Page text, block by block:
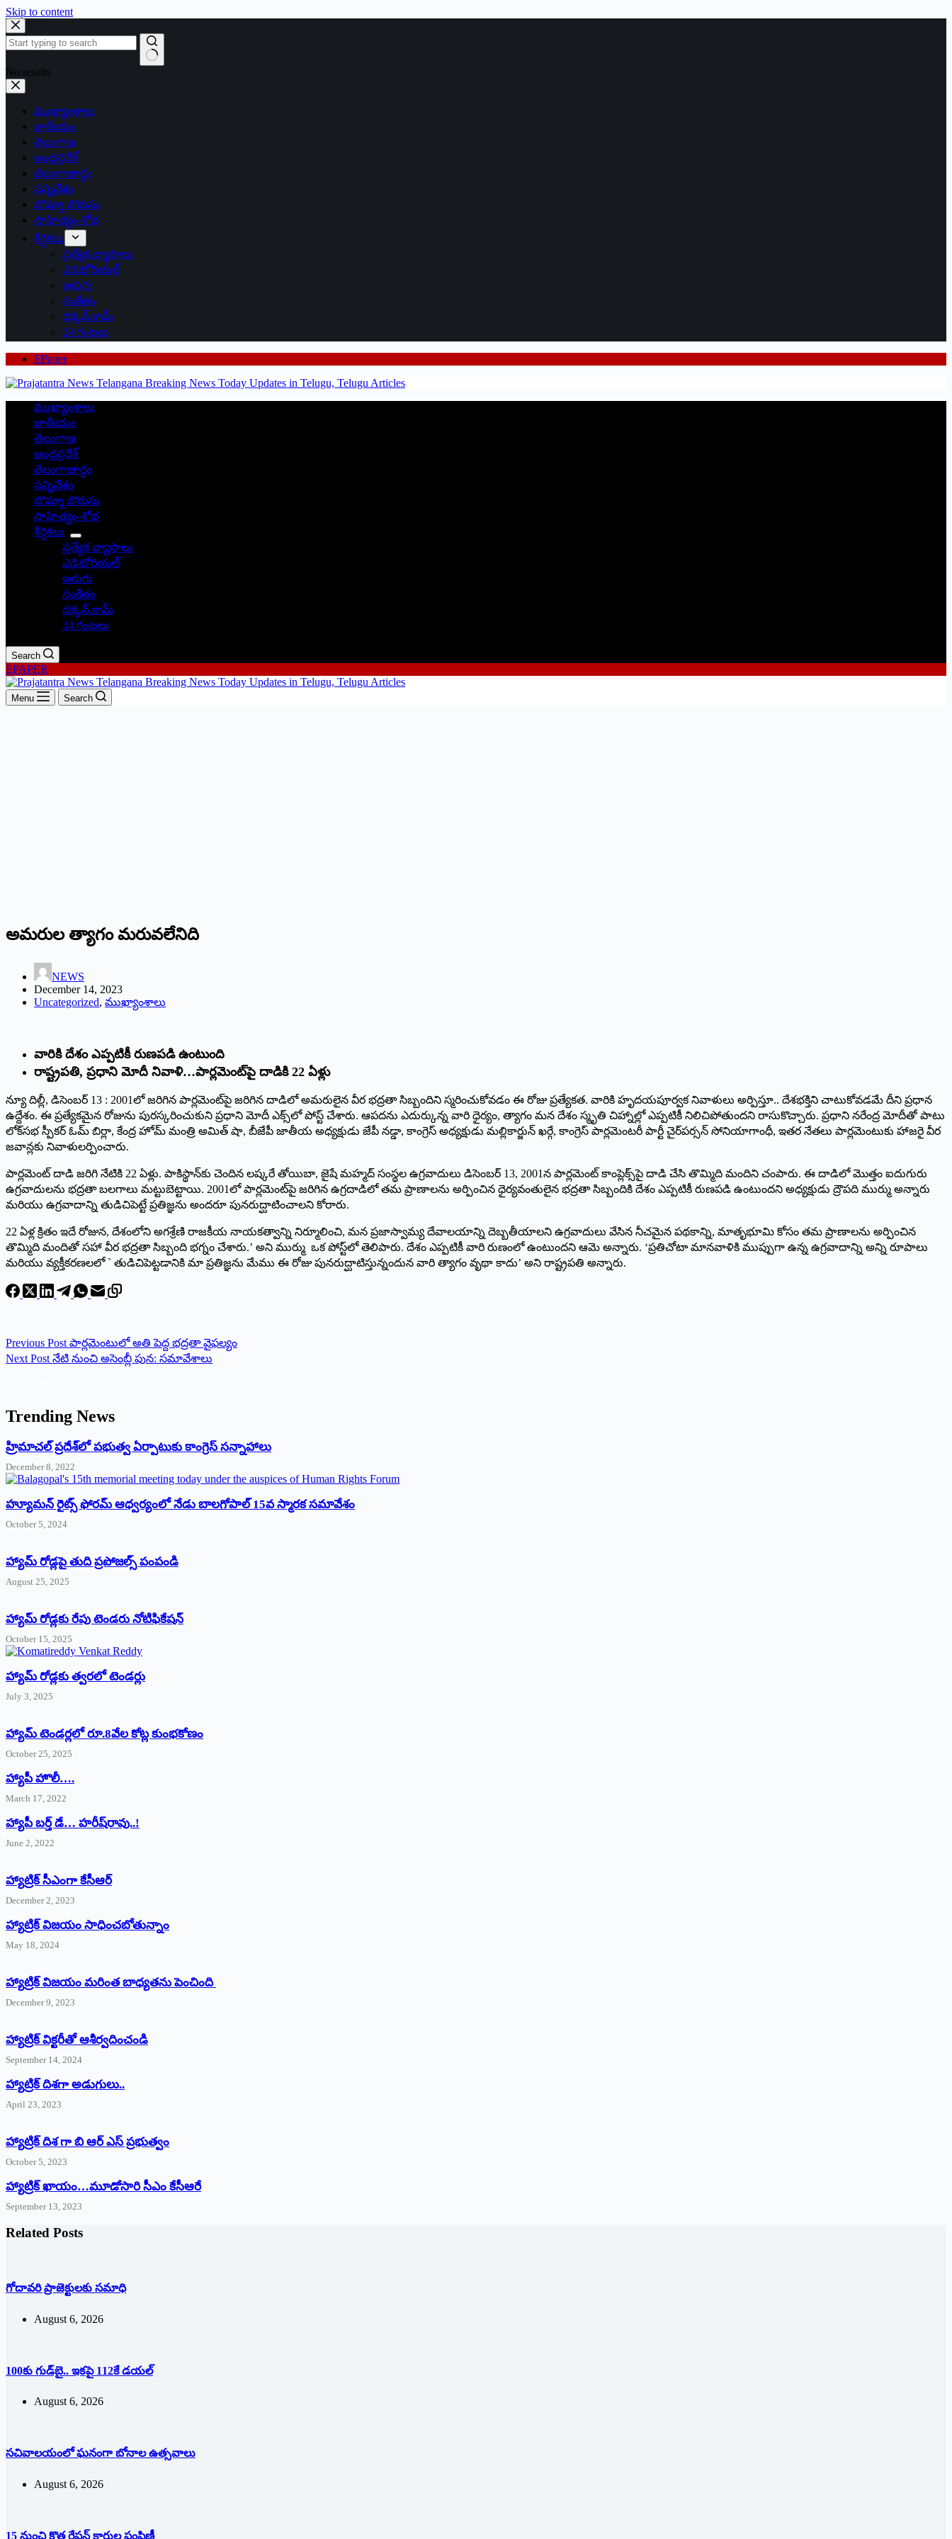
Skip to content
No results
ముఖ్యాంశాలు
జాతీయం
తెలంగాణ
ఆంధ్రప్రదేశ్
తెలంగాణార్థం
సన్నివేశం
బొమ్మా బొరుసు
సాహిత్యం-శోభ
శీర్షికలు
ప్రత్యేక వ్యాసాలు
ఎడిటోరియల్
అరుగు
సంకేతం
దక్కన్.కామ్
24 గంటలు
EPaper
ముఖ్యాంశాలు
జాతీయం
తెలంగాణ
ఆంధ్రప్రదేశ్
తెలంగాణార్థం
సన్నివేశం
బొమ్మా బొరుసు
సాహిత్యం-శోభ
శీర్షికలు
ప్రత్యేక వ్యాసాలు
ఎడిటోరియల్
అరుగు
సంకేతం
దక్కన్.కామ్
24 గంటలు
Search
EPAPER
Menu Search
అమరుల త్యాగం మరువలేనిది
NEWS
December 14, 2023
Uncategorized, ముఖ్యాంశాలు
వారికి దేశం ఎప్పటికీ రుణపడి ఉంటుంది
రాష్ట్రపతి, ప్రధాని మోదీ నివాళి…పార్లమెంట్‌పై దాడికి 22 ఏళ్లు
న్యూ దిల్లీ, డిసెంబర్‌ 13 : 2001లో జరిగిన పార్లమెంట్‌పై జరిగిన దాడిలో అమరులైన వీర భద్రతా సిబ్బందిని స్మరించుకోవడం ఈ రోజు ప్రత్యేకత. వారికి హృదయపూర్వక నివాళులు అర్పిస్తూ.. దేశభక్తిని చాటుకోవడమే దీని ప్రధాన
ఉద్దేశం. ఈ ప్రత్యేకమైన రోజును పురస్కరించుకుని ప్రధాని మోదీ ఎక్స్‌లో పోస్ట్‌ చేశారు. ఆపదను ఎదుర్కున్న వారి ధైర్యం, త్యాగం మన దేశం స్మృతి చిహ్నాల్లో ఎప్పటికీ నిలిచిపోతుందని రాసుకొచ్చారు. ప్రధాని నరేంద్ర మోదీతో పాటు
లోక్‌సభ స్పీకర్‌ ఓమ్‌ బిర్లా, కేంద్ర హోమ్‌ మంత్రి అమిత్‌ షా, బీజేపీ జాతీయ అధ్యక్షుడు జేపీ నడ్డా, కాంగ్రెస్‌ అధ్యక్షుడు మల్లికార్జున్‌ ఖర్గే, కాంగ్రెస్‌ పార్లమెంటరీ పార్టీ చైర్‌పర్సన్‌ సోనియాగాంధీ, ఇతర నేతలు పార్లమెంటుకు హాజరై వీర
జవాన్లకు నివాళులర్పించారు.
పార్లమెంట్‌ దాడి జరిగి నేటికి 22 ఏళ్లు. పాకిస్థాన్‌కు చెందిన లష్కరే తోయిబా, జైషే మహ్మద్‌ సంస్థల ఉగ్రవాదులు డిసెంబర్‌ 13, 2001న పార్లమెంట్‌ కాంప్లెక్స్‌పై దాడి చేసి తొమ్మిది మందిని చంపారు. ఈ దాడిలో మొత్తం ఐదుగురు
ఉగ్రవాదులను భద్రతా బలగాలు మట్టుబెట్టాయి. 2001లో పార్లమెంట్‌పై జరిగిన ఉగ్రదాడిలో తమ ప్రాణాలను అర్పించిన ధైర్యవంతులైన భద్రతా సిబ్బందికి దేశం ఎప్పటికీ రుణపడి ఉంటుందని అధ్యక్షుడు ద్రౌపది ముర్ము అన్నారు
మరియు ఉగ్రవాదాన్ని తుడిచిపెట్టే ప్రతిజ్ఞను అందరూ పునరుద్ఘాటించాలని కోరారు.
22 ఏళ్ల క్రితం ఇదే రోజున, దేశంలోని అగశ్రేణి రాజకీయ నాయకత్వాన్ని నిర్మూలించి, మన ప్రజాస్వామ్య దేవాలయాన్ని దెబ్బతీయాలని ఉగ్రవాదులు వేసిన నీచమైన పథకాన్ని, మాతృభూమి కోసం తమ ప్రాణాలను అర్పించిన
తొమ్మిది మందితో సహా వీర భద్రతా సిబ్బంది భగ్నం చేశారు.’ అని ముర్ము ఒక పోస్ట్‌లో తెలిపారు. దేశం ఎప్పటికీ వారి రుణంలో ఉంటుందని ఆమె అన్నారు. ‘ప్రతిచోటా మానవాళికి ముప్పుగా ఉన్న ఉగ్రవాదాన్ని అన్ని రూపాలు
మరియు వ్యక్తీకరణలలో ` తుడిచిపెట్టడానికి మా ప్రతిజ్ఞను మేము ఈ రోజు పునరుద్ఘాటిస్తున్నందున వారి త్యాగం వృథా కాదు’ అని రాష్ట్రపతి అన్నారు.
Previous Post పార్లమెంటులో అతి పెద్ద భద్రతా వైఫల్యం
Next Post నేటి నుంచి అసెంబ్లీ పున: సమావేశాలు
Trending News
‌హ్రిమాచల్‌ ‌ప్రదేశ్‌లో పభుత్వ ఏర్పాటుకు కాంగ్రెస్‌ ‌సన్నాహాలు
December 8, 2022
హ్యూమన్‌ రైట్స్‌ ఫోరమ్‌ ఆధ్వర్యంలో నేడు బాలగోపాల్‌ 15వ స్మారక సమావేశం
October 5, 2024
హ్యామ్‌ రోడ్లపై తుది ప్రపోజల్స్‌ పంపండి
August 25, 2025
హ్యామ్‌ రోడ్లకు రేపు టెండరు నోటిఫికేషన్‌
October 15, 2025
హ్యామ్‌ రోడ్లకు త్వరలో టెండర్లు
July 3, 2025
హ్యామ్‌ ‌టెండర్లలో రూ.8వేల కోట్ల కుంభకోణం
October 25, 2025
హ్యాపీ హొలీ….
March 17, 2022
హ్యాపీ బర్త్ ‌డే… హరీష్‌రావు..!
June 2, 2022
హ్యాట్రిక్‌ ‌సీఎంగా కేసీఆర్‌
December 2, 2023
హ్యాట్రిక్‌ విజయం సాధించబోతున్నాం
May 18, 2024
హ్యాట్రిక్ విజయం మరింత బాధ్యతను పెంచింది
December 9, 2023
హ్యాట్రిక్‌ ‌విక్టరీతో ఆశీర్వదించండి
September 14, 2024
‌హ్యాట్రిక్‌ ‌దిశగా అడుగులు..
April 23, 2023
హ్యాట్రిక్ దిశ గా బి ఆర్ ఎస్ ప్రభుత్వం
October 5, 2023
హ్యాట్రిక్‌ ‌ఖాయం…మూడోసారి సీఎం కేసీఆరే
September 13, 2023
Related Posts
గోదావరి ప్రాజెక్టులకు సమాధి
August 6, 2026
100కు గుడ్‌బై.. ఇకపై 112కే డయల్
August 6, 2026
సచివాలయంలో ఘనంగా బోనాల ఉత్సవాలు
August 6, 2026
15 నుంచి కొత్త రేషన్ కార్డుల పంపిణీ